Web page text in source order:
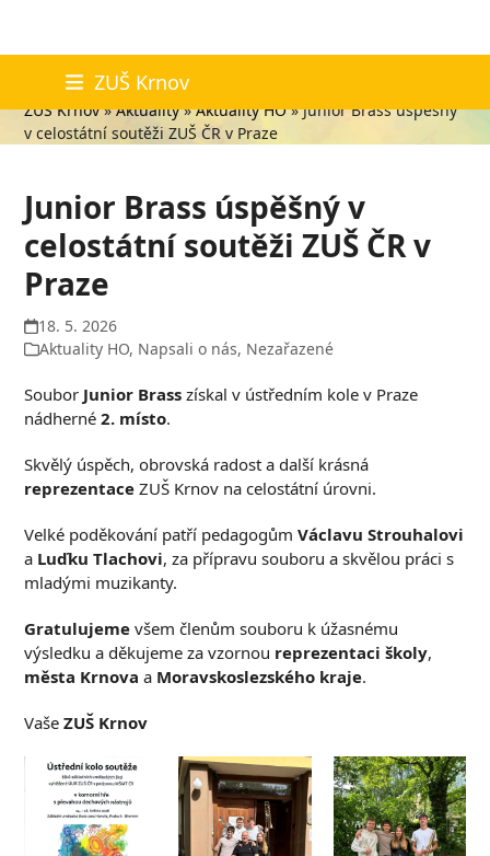
content
ZUŠ Krnov
Aktuality
ZUŠ Krnov»Aktuality»Aktuality HO»Junior Brass úspěšný
v celostátní soutěži ZUŠ ČR v Praze
Junior Brass úspěšný v
celostátní soutěži ZUŠ ČR v
Praze
18. 5. 2026
Aktuality HO, Napsali o nás, Nezařazené
Soubor Junior Brass získal v ústředním kole v Praze
nádherné 2. místo.
Skvělý úspěch, obrovská radost a další krásná
reprezentace ZUŠ Krnov na celostátní úrovni.
Velké poděkování patří pedagogůmVáclavu Strouhalovi
a Luďku Tlachovi, za přípravu souboru a skvělou práci s
mladými muzikanty.
Gratulujeme všem členům souboru k úžasnému
výsledku a děkujeme za vzornou reprezentaci školy,
města Krnova a Moravskoslezského kraje.
VašeZUŠ Krnov